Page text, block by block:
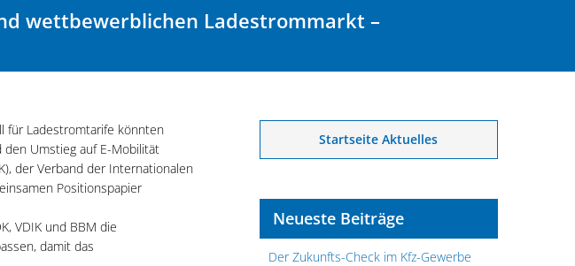
wettbewerblichen Ladestrommarkt –
für Ladestromtarife könnten
Umstieg auf E-Mobilität
der Verband der Internationalen
Positionspapier
VDIK und BBM die
damit das
Startseite Aktuelles
Neueste Beiträge
Der Zukunfts-Check im Kfz-Gewerbe